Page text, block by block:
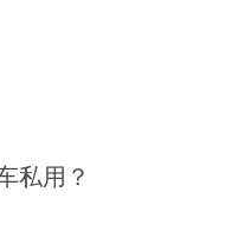
私用？